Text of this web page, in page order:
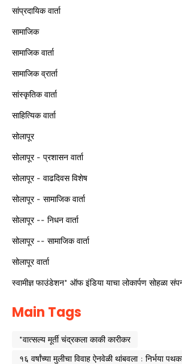
सांप्रदायिक वार्ता
सामाजिक
सामाजिक वार्ता
सामाजिक व्रार्ता
सांस्कृतिक वार्ता
साहित्यिक वार्ता
सोलापूर
सोलापूर - प्रशासन वार्ता
सोलापूर - वाढदिवस विशेष
सोलापूर - सामाजिक वार्ता
सोलापूर -- निधन वार्ता
सोलापूर -- सामाजिक वार्ता
सोलापूर वार्ता
स्वामीज्ञ फाउंडेशन* ऑफ इंडिया याचा लोकार्पण सोहळा
Main Tags
*वात्सल्य मूर्ती चंद्रकला काकी कारीकर
१६ वर्षांच्या मुलीचा विवाह ऐनवेळी थांबवला : निर्भया